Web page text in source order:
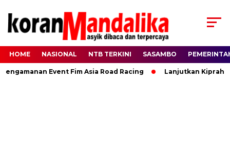
HOME NASIONAL NTB TERKINI SASAMBO
Event Fim Asia Road Racing Lanjutkan Kiprah